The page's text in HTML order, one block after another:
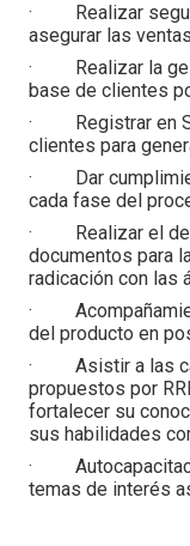
· Realizar
asegurar las
· Realizar la
base de clientes
· Registrar en
clientes para
· Dar
cada fase del
· Realizar el
documentos para
radicación con las
·
del producto en
· Asistir a las
propuestos por
fortalecer su
sus habilidades
·
temas de interés